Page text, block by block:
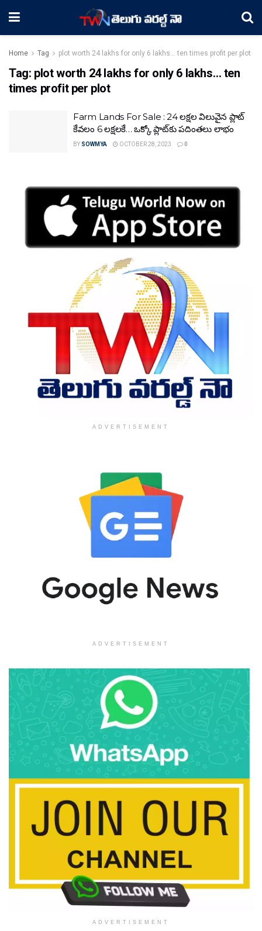
Home Tag plot worth 24 lakhs for only 6 lakhs... ten times profit per plot
Tag: plot worth 24 lakhs for only 6 lakhs… ten
times profit per plot
Farm Lands For Sale : 24 లక్షల విలువైన ప్లాట్
కేవలం 6 లక్షలకే… ఒక్కో ప్లాట్‌కు పదింతలు లాభం
BY SOWMYA OCTOBER 28, 2023 0
ADVERTISEMENT
ADVERTISEMENT
ADVERTISEMENT